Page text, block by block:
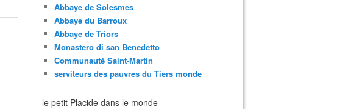
Abbaye de Solesmes
Abbaye du Barroux
Abbaye de Triors
Monastero di san Benedetto
Communauté Saint-Martin
serviteurs des pauvres du Tiers monde
le petit Placide dans le monde